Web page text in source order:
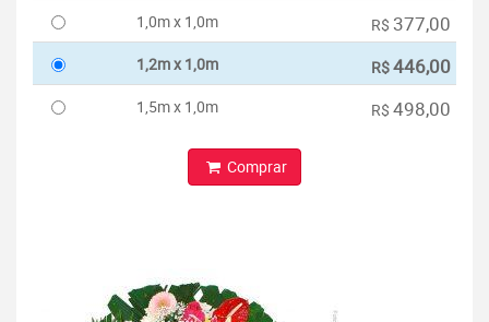
1,0m x 1,0m
R$ 377,00
1,2m x 1,0m R$446,00
1,5m x 1,0m R$ 498,00
Comprar